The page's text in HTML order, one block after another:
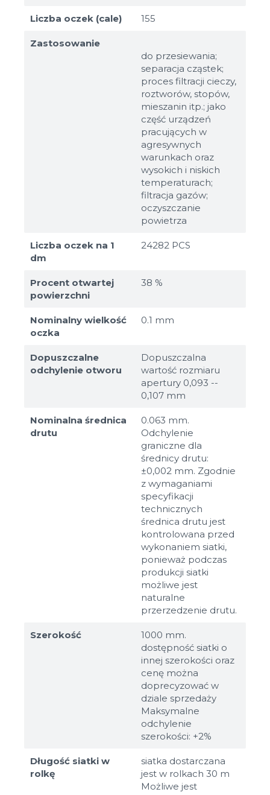
Liczba oczek (cale) 155
Zastosowanie
do przesiewania;
separacja cząstek;
proces filtracji cieczy,
roztworów, stopów,
mieszanin itp.; jako
część urządzeń
pracujących w
agresywnych
warunkach oraz
wysokich i niskich
temperaturach;
filtracja gazów;
oczyszczanie
powietrza
Liczba oczek na 1
dm
24282 PCS
Procent otwartej
powierzchni
38 %
Nominalny wielkość
oczka
0.1 mm
Dopuszczalne
odchylenie otworu
Dopuszczalna
wartość rozmiaru
apertury 0,093 --
0,107 mm
Nominalna średnica
drutu
0.063 mm.
Odchylenie
graniczne dla
średnicy drutu:
±0,002 mm. Zgodnie
z wymaganiami
specyfikacji
technicznych
średnica drutu jest
kontrolowana przed
wykonaniem siatki,
ponieważ podczas
produkcji siatki
możliwe jest
naturalne
przerzedzenie drutu.
Szerokość
1000 mm.
dostępność siatki o
innej szerokości oraz
cenę można
doprecyzować w
dziale sprzedaży
Maksymalne
odchylenie
szerokości: +2%
Długość siatki w
rolkę
siatka dostarczana
jest w rolkach 30 m
Możliwe jest